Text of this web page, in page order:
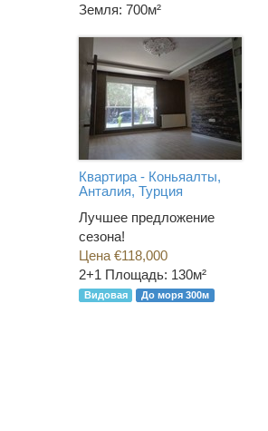
Земля: 700м²
Квартира - Коньяалты,
Анталия, Турция
Лучшее предложение
сезона!
Цена €118,000
2+1 Площадь: 130м²
Видовая До моря 300м